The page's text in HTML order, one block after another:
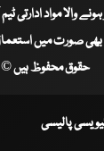
ہونے والا مواد
صورت میں استعمال
حقوق محفوظ ہیں © 2026
پالیسی